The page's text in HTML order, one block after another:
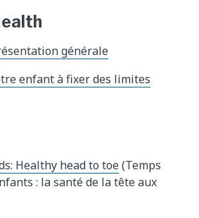
générale
enfant à fixer des limites
Healthy head to toe(Temps
: la santé de la tête aux